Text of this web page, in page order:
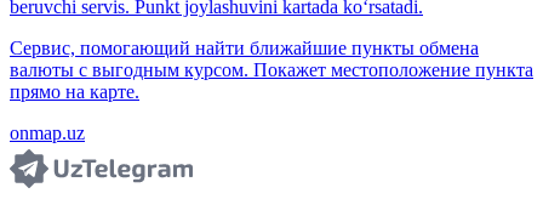
beruvchi servis. Punkt joylashuvini kartada ko‘rsatadi.
Сервис, помогающий найти ближайшие пункты обмена
валюты с выгодным курсом. Покажет местоположение пункта
прямо на карте.
onmap.uz